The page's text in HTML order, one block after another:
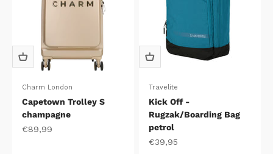
Charm London
Capetown Trolley S
champagne
Aanbiedingsprijs
€89,99
Travelite
Kick Off -
Rugzak/Boarding Bag
petrol
Aanbiedingsprijs
€39,95